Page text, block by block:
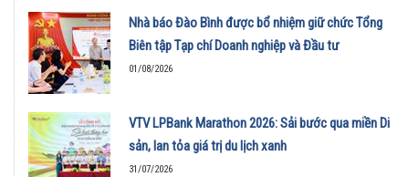
01/08/2026
Nhà báo Đào Bình được bổ nhiệm giữ chức Tổng
Biên tập Tạp chí Doanh nghiệp và Đầu tư
01/08/2026
VTV LPBank Marathon 2026: Sải bước qua miền Di
sản, lan tỏa giá trị du lịch xanh
31/07/2026